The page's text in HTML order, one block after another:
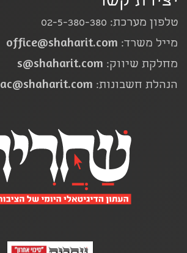
טלפון מערכת: 02-5-380-380
מייל משרד: office@shaharit.com
מחלקת שיווק: s@shaharit.com
הנהלת חשבונות: ac@shaharit.com